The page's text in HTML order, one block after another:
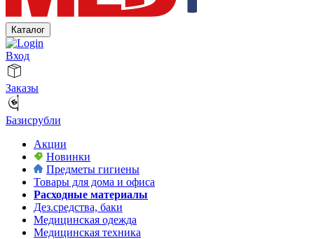
Каталог
Вход
Заказы
Базисрубли
Акции
Новинки
Предметы гигиены
Товары для дома и офиса
Расходные материалы
Дез.средства, баки
Медицинская одежда
Медицинская техника